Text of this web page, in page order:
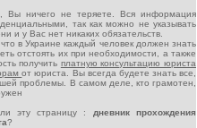
ничего не теряете. Вся информация
так как можно не указывать
и у Вас нет никаких обязательств.
в Украине каждый человек должен знать
отстоять их при необходимости, а также
получить платную консультацию юриста
от юриста. Вы всегда будете знать все,
проблемы. В самом деле, кто грамотен,
страницу :
дневник прохождения
?